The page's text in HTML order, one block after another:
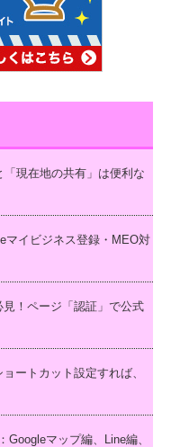
「現在地の共有」は便利な
マイビジネス登録・MEO対
見！ページ「認証」で公式
ートカット設定すれば、
マップ編、Line編、